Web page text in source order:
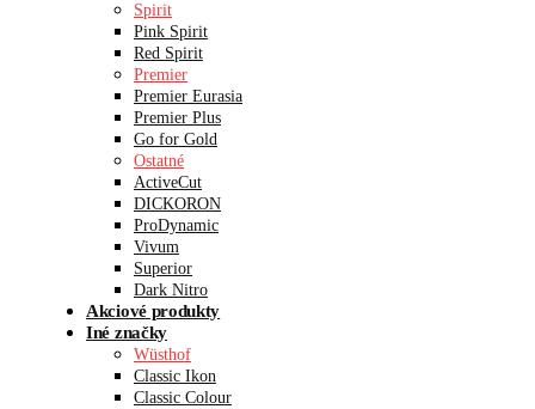
Spirit
Pink Spirit
Red Spirit
Premier
Premier Eurasia
Premier Plus
Go for Gold
Ostatné
ActiveCut
DICKORON
ProDynamic
Vivum
Superior
Dark Nitro
Akciové produkty
Iné značky
Wüsthof
Classic Ikon
Classic Colour